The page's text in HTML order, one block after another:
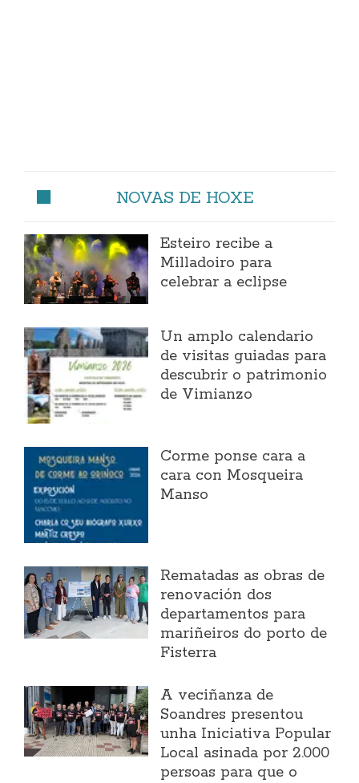
NOVAS DE HOXE
Esteiro recibe a
Milladoiro para
celebrar a eclipse
Un amplo calendario
de visitas guiadas para
descubrir o patrimonio
de Vimianzo
Corme ponse cara a
cara con Mosqueira
Manso
Rematadas as obras de
renovación dos
departamentos para
mariñeiros do porto de
Fisterra
A veciñanza de
Soandres presentou
unha Iniciativa Popular
Local asinada por 2.000
persoas para que o